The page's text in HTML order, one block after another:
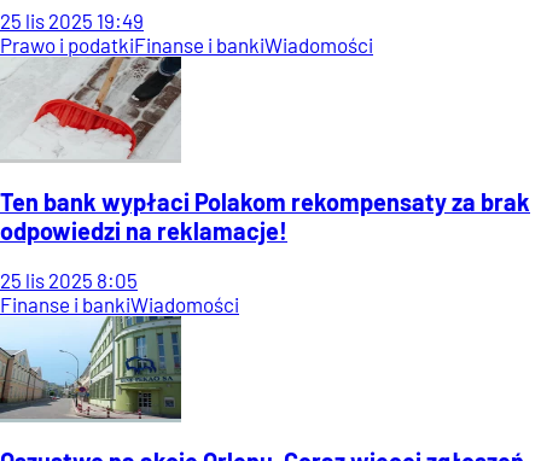
25 lis 2025 19:49
Prawo i podatkiFinanse i bankiWiadomości
Ten bank wypłaci Polakom rekompensaty za brak
odpowiedzi na reklamacje!
25 lis 2025 8:05
Finanse i bankiWiadomości